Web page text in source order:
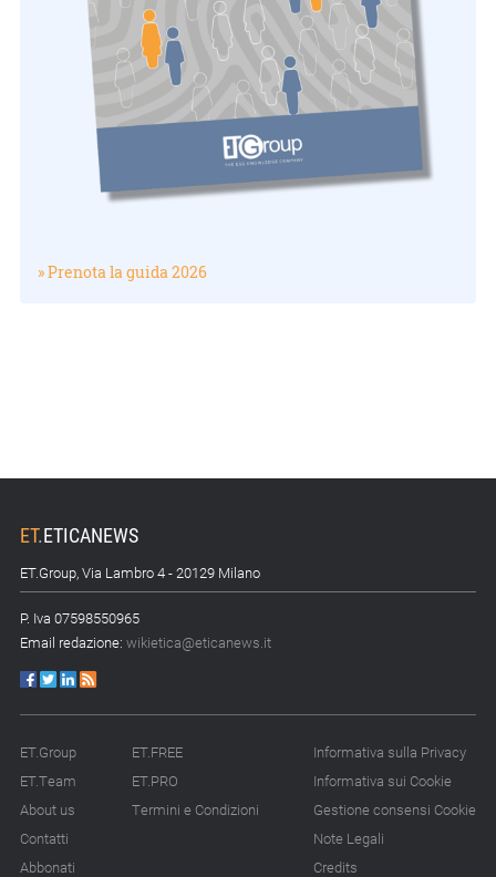
» Prenota la guida 2026
ET.ETICANEWS
ET.Group, Via Lambro 4 - 20129 Milano
P. Iva 07598550965
Email redazione: wikietica@eticanews.it
ET.Group
ET.Team
About us
Contatti
Abbonati
ET.FREE
ET.PRO
Termini e Condizioni
Informativa sulla Privacy
Informativa sui Cookie
Gestione consensi Cookie
Note Legali
Credits